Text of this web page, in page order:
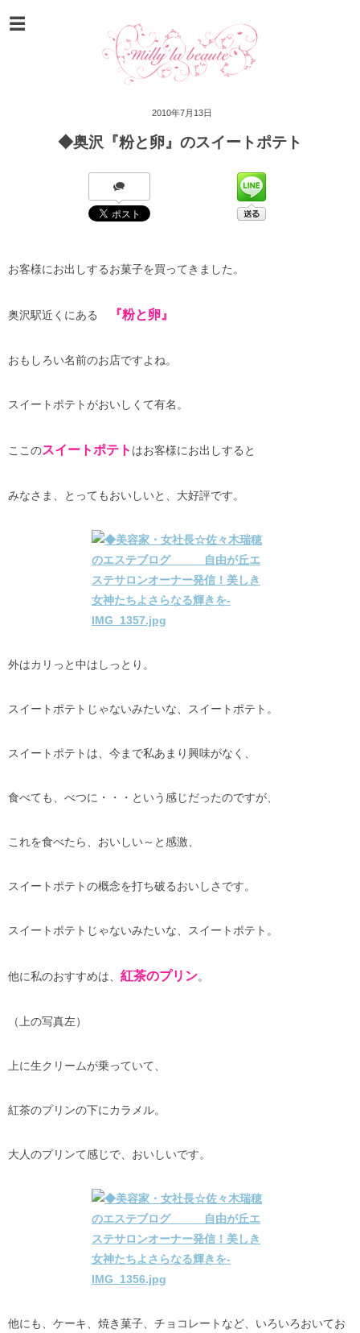
2010年7月13日
◆奥沢『粉と卵』のスイートポテト
お客様にお出しするお菓子を買ってきました。
奥沢駅近くにある 『粉と卵』
おもしろい名前のお店ですよね。
スイートポテトがおいしくて有名。
ここのスイートポテト はお客様にお出しすると
みなさま、とってもおいしいと、大好評です。
外はカリっと中はしっとり。
スイートポテトじゃないみたいな、スイートポテト。
スイートポテトは、今まで私あまり興味がなく、
食べても、べつに・・・という感じだったのですが、
これを食べたら、おいしい～と感激、
スイートポテトの概念を打ち破るおいしさです。
スイートポテトじゃないみたいな、スイートポテト。
他に私のおすすめは、 紅茶のプリン。
（上の写真左）
上に生クリームが乗っていて、
紅茶のプリンの下にカラメル。
大人のプリンて感じで、おいしいです。
他にも、ケーキ、焼き菓子、チョコレートなど、いろいろおいてお